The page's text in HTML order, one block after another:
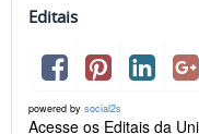
Editais
powered by social2s
Acesse os Editais da